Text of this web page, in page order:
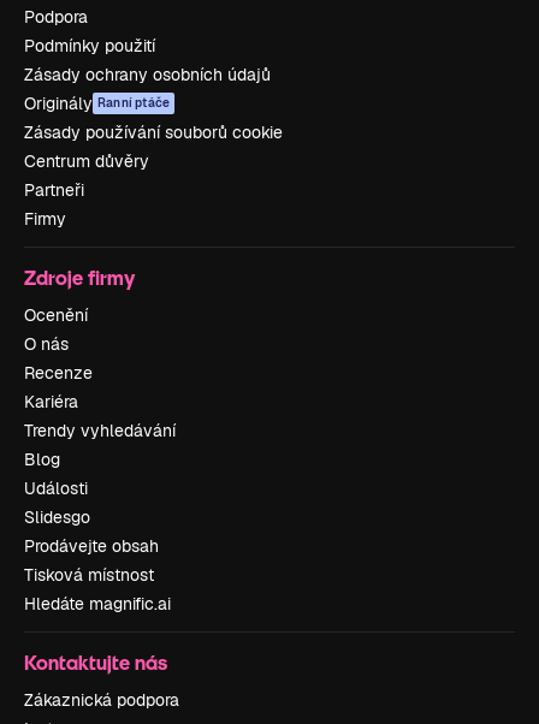
Podpora
Podmínky použití
Zásady ochrany osobních údajů
Originály Ranní ptáče
Zásady používání souborů cookie
Centrum důvěry
Partneři
Firmy
Zdroje firmy
Ocenění
O nás
Recenze
Kariéra
Trendy vyhledávání
Blog
Události
Slidesgo
Prodávejte obsah
Tisková místnost
Hledáte magnific.ai
Kontaktujte nás
Zákaznická podpora